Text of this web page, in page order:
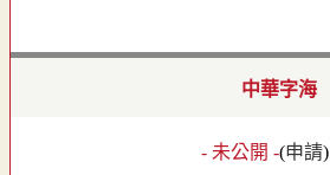
中華字海
- 未公開 -(申請)